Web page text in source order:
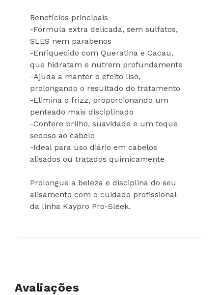
Benefícios principais
-Fórmula extra delicada, sem sulfatos,
SLES nem parabenos
-Enriquecido com Queratina e Cacau,
que hidratam e nutrem profundamente
-Ajuda a manter o efeito liso,
prolongando o resultado do tratamento
-Elimina o frizz, proporcionando um
penteado mais disciplinado
-Confere brilho, suavidade e um toque
sedoso ao cabelo
-Ideal para uso diário em cabelos
alisados ou tratados quimicamente
Prolongue a beleza e disciplina do seu
alisamento com o cuidado profissional
da linha Kaypro Pro-Sleek.
Avaliações